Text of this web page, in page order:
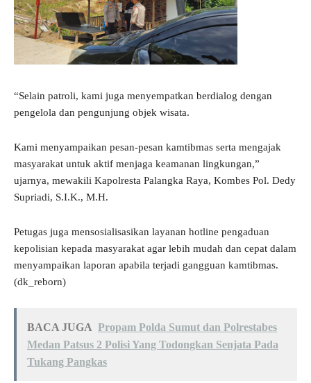
“Selain patroli, kami juga menyempatkan berdialog dengan
pengelola dan pengunjung objek wisata.
Kami menyampaikan pesan-pesan kamtibmas serta mengajak
masyarakat untuk aktif menjaga keamanan lingkungan,”
ujarnya, mewakili Kapolresta Palangka Raya, Kombes Pol. Dedy
Supriadi, S.I.K., M.H.
Petugas juga mensosialisasikan layanan hotline pengaduan
kepolisian kepada masyarakat agar lebih mudah dan cepat dalam
menyampaikan laporan apabila terjadi gangguan kamtibmas.
(dk_reborn)
BACA JUGA Propam Polda Sumut dan Polrestabes
Medan Patsus 2 Polisi Yang Todongkan Senjata Pada
Tukang Pangkas